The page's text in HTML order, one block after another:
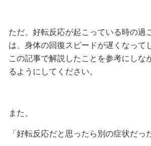
ただ、好転反応が起こっている時の過
は、身体の回復スピードが遅くなって
この記事で解説したことを参考にしな
るようにしてください。
また、
「好転反応だと思ったら別の症状だっ